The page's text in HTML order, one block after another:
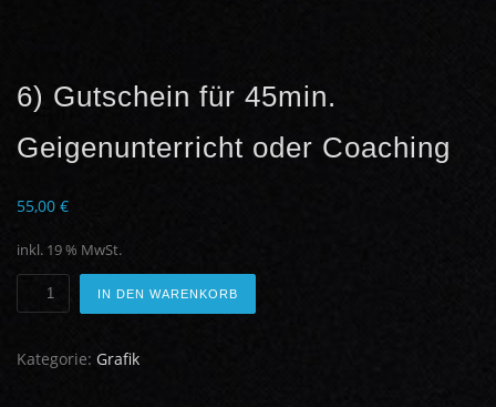
6) Gutschein für 45min.
Geigenunterricht oder Coaching
55,00 €
inkl. 19 % MwSt.
Gutschein
45min.
IN DEN WARENKORB
Kategorie: Grafik